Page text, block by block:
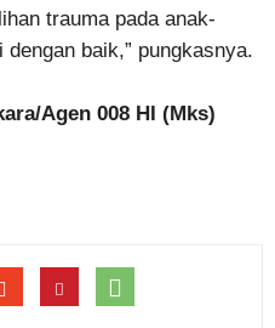
trauma pada anak-
baik,” pungkasnya.
Agen 008 HI (Mks)